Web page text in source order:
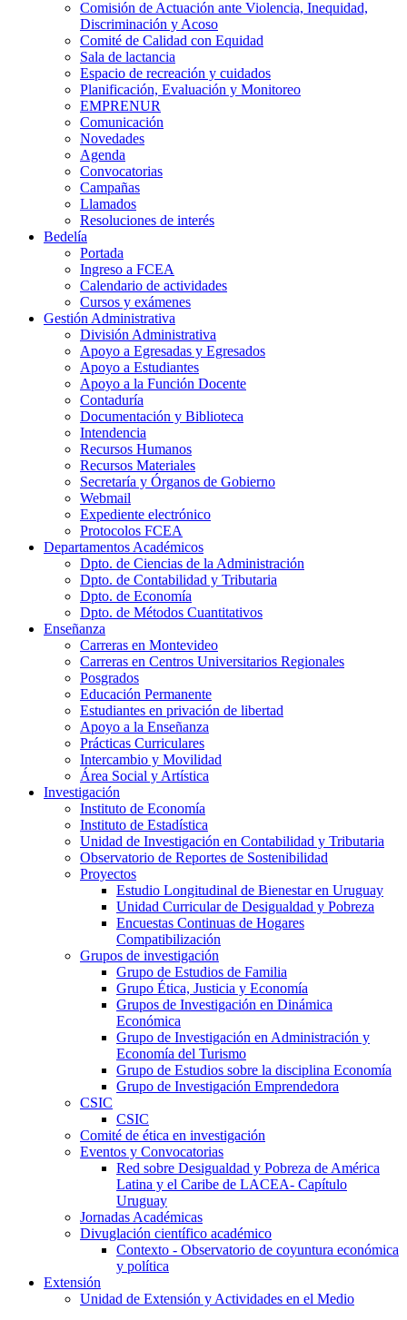
Comisión de Actuación ante Violencia, Inequidad,
Discriminación y Acoso
Comité de Calidad con Equidad
Sala de lactancia
Espacio de recreación y cuidados
Planificación, Evaluación y Monitoreo
EMPRENUR
Comunicación
Novedades
Agenda
Convocatorias
Campañas
Llamados
Resoluciones de interés
Bedelía
Portada
Ingreso a FCEA
Calendario de actividades
Cursos y exámenes
Gestión Administrativa
División Administrativa
Apoyo a Egresadas y Egresados
Apoyo a Estudiantes
Apoyo a la Función Docente
Contaduría
Documentación y Biblioteca
Intendencia
Recursos Humanos
Recursos Materiales
Secretaría y Órganos de Gobierno
Webmail
Expediente electrónico
Protocolos FCEA
Departamentos Académicos
Dpto. de Ciencias de la Administración
Dpto. de Contabilidad y Tributaria
Dpto. de Economía
Dpto. de Métodos Cuantitativos
Enseñanza
Carreras en Montevideo
Carreras en Centros Universitarios Regionales
Posgrados
Educación Permanente
Estudiantes en privación de libertad
Apoyo a la Enseñanza
Prácticas Curriculares
Intercambio y Movilidad
Área Social y Artística
Investigación
Instituto de Economía
Instituto de Estadística
Unidad de Investigación en Contabilidad y Tributaria
Observatorio de Reportes de Sostenibilidad
Proyectos
Estudio Longitudinal de Bienestar en Uruguay
Unidad Curricular de Desigualdad y Pobreza
Encuestas Continuas de Hogares
Compatibilización
Grupos de investigación
Grupo de Estudios de Familia
Grupo Ética, Justicia y Economía
Grupos de Investigación en Dinámica
Económica
Grupo de Investigación en Administración y
Economía del Turismo
Grupo de Estudios sobre la disciplina Economía
Grupo de Investigación Emprendedora
CSIC
CSIC
Comité de ética en investigación
Eventos y Convocatorias
Red sobre Desigualdad y Pobreza de América
Latina y el Caribe de LACEA- Capítulo
Uruguay
Jornadas Académicas
Divuglación científico académico
Contexto - Observatorio de coyuntura económica
y política
Extensión
Unidad de Extensión y Actividades en el Medio